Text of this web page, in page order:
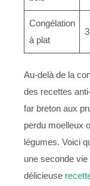
Congélation
à plat
Au-delà de la
des recettes
far breton aux
perdu moelleux
légumes. Voici
une seconde
délicieuse